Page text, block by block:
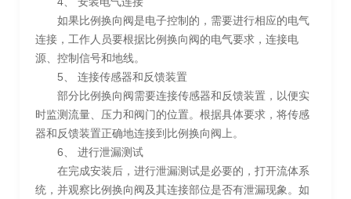
如果比例换向阀是电子控制的，需要进行相应的电气
连接，工作人员要根据比例换向阀的电气要求，连接电
源、控制信号和地线。
5、 连接传感器和反馈装置
部分比例换向阀需要连接传感器和反馈装置，以便实
时监测流量、压力和阀门的位置。根据具体要求，将传感
器和反馈装置正确地连接到比例换向阀上。
6、 进行泄漏测试
在完成安装后，进行泄漏测试是必要的，打开流体系
统，并观察比例换向阀及其连接部位是否有泄漏现象。如